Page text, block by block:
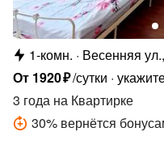
1-комн.
Весенняя
От 1920₽/сутки
3 года на Квартирке
30% вернётся